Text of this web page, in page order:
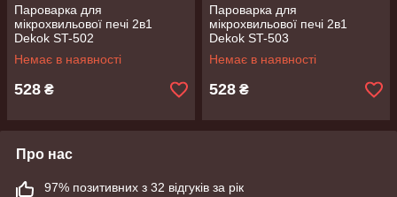
Пароварка для
мікрохвильової печі 2в1
Dekok ST-502
Немає в наявності
528 ₴
Пароварка для
мікрохвильової печі 2в1
Dekok ST-503
Немає в наявності
528 ₴
Про нас
97% позитивних з 32 відгуків за рік